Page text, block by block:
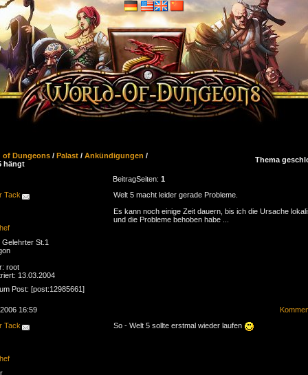
of Dungeons / Palast / Ankündigungen /
hängt
Thema
BeitragSeiten: 1
Tack
St.1
root
13.03.2004
Post: [post:12985661]
Welt 5 macht leider gerade Probleme.
Es kann noch einige Zeit dauern, bis ich die Ursache
und die Probleme behoben habe ...
16:59
Tack
So - Welt 5 sollte erstmal wieder laufen